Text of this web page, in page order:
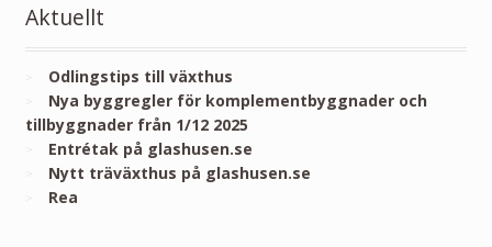
Aktuellt
Odlingstips till växthus
Nya byggregler för komplementbyggnader och
tillbyggnader från 1/12 2025
Entrétak på glashusen.se
Nytt träväxthus på glashusen.se
Rea